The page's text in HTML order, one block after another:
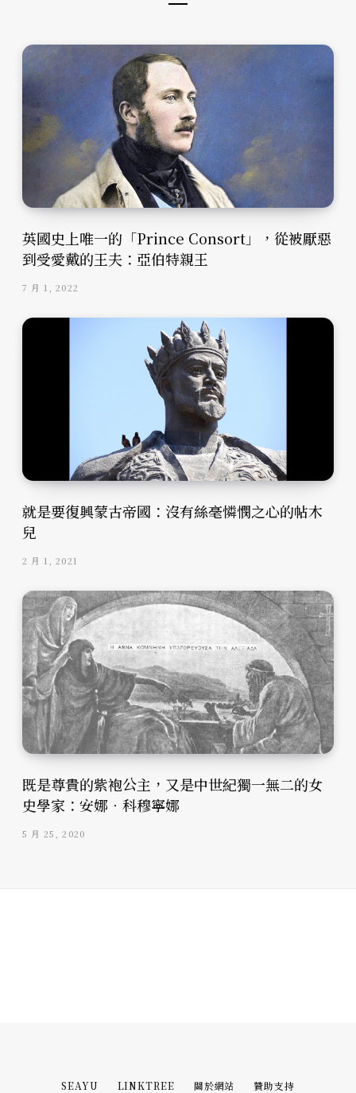
英國史上唯一的「Prince Consort」，從被厭惡
到受愛戴的王夫：亞伯特親王
7 月 1, 2022
就是要復興蒙古帝國：沒有絲毫憐憫之心的帖木
兒
2 月 1, 2021
既是尊貴的紫袍公主，又是中世紀獨一無二的女
史學家：安娜．科穆寧娜
5 月 25, 2020
SEAYU LINKTREE 關於網站 贊助支持